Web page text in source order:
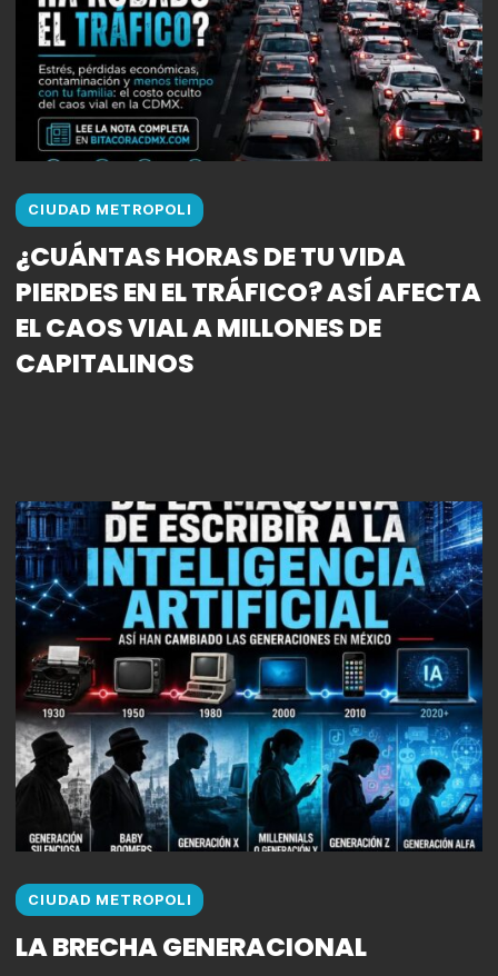
CIUDAD METROPOLI
¿CUÁNTAS HORAS DE TU VIDA
PIERDES EN EL TRÁFICO? ASÍ AFECTA
EL CAOS VIAL A MILLONES DE
CAPITALINOS
CIUDAD METROPOLI
LA BRECHA GENERACIONAL